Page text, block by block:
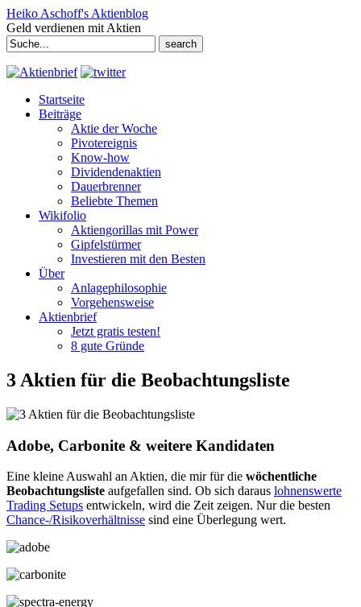
Heiko Aschoff's Aktienblog
Geld verdienen mit Aktien
Search
for:
Startseite
Beiträge
Aktie der Woche
Pivotereignis
Know-how
Dividendenaktien
Dauerbrenner
Beliebte Themen
Wikifolio
Aktiengorillas mit Power
Gipfelstürmer
Investieren mit den Besten
Über
Anlagephilosophie
Vorgehensweise
Aktienbrief
Jetzt gratis testen!
8 gute Gründe
3 Aktien für die Beobachtungsliste
Adobe, Carbonite & weitere Kandidaten
Eine kleine Auswahl an Aktien, die mir für die wöchentliche
Beobachtungsliste aufgefallen sind. Ob sich daraus lohnenswerte
Trading Setups entwickeln, wird die Zeit zeigen. Nur die besten
Chance-/Risikoverhältnisse sind eine Überlegung wert.